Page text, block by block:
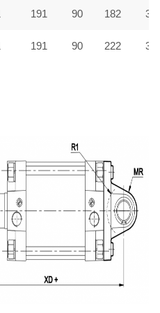
191 90 182
191 90 222